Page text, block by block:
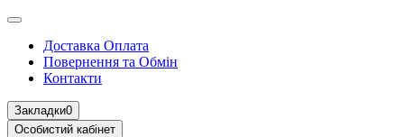
Доставка Оплата
Повернення та Обмін
Контакти
Закладки0
Особистий кабінет